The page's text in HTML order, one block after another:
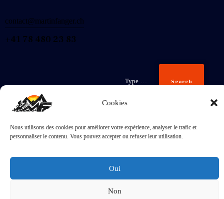
Cookies
Nous utilisons des cookies pour améliorer votre expérience, analyser le trafic et
personnaliser le contenu. Vous pouvez accepter ou refuser leur utilisation.
Oui
Non
contact@martinfanger.ch
+41 78 480 23 83
Search
Inscris-
toi
J'accepte laPolitique de confidentialité.